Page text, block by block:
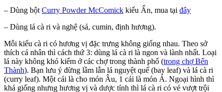
– Dùng bột Curry Powder McComick kiểu Ấn, mua tại đây
– Dùng lá cà ri và nghệ (sả, cumin, định hương).
Mỗi kiểu cà ri có hương vị đặc trưng không giống nhau. Theo sở
thích cá nhân thì cách thứ 3: dùng lá cà ri là ngon và lành nhất. Loại
lá này không khó kiếm ở các chợ trong thành phố (trong chợ Bến
Thành). Bạn lưu ý đừng lầm lẫn lá nguyệt quế (bay leaf) và lá cà ri
(curry leaf). Một cái là cho món Âu, 1 cái là món Á. Ngoại hình thì
khá giống nhưng hương vị và dược tính thì lá cà ri có vẻ vượt trội